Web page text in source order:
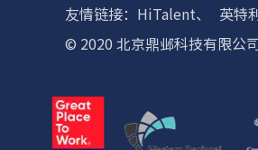
友情链接： HiTalent、 英特
© 2020 北京鼎邺科技有限公